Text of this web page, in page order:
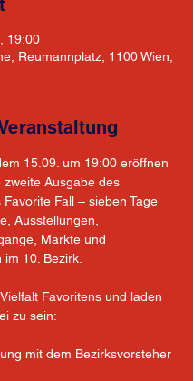
19:00
Reumannplatz, 1100 Wien,
15.09. um 19:00 eröffnen
zweite Ausgabe des
Favorite Fall – sieben Tage
Ausstellungen,
Märkte und
10. Bezirk.
Favoritens und laden
zu sein:
mit dem Bezirksvorsteher